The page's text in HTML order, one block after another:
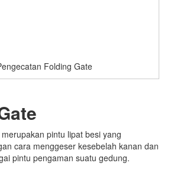
Folding Gate
pintu lipat besi yang
cara menggeser kesebelah kanan dan
pintu pengaman suatu gedung.